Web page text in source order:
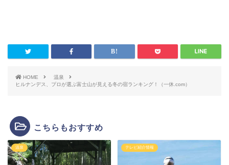
HOME
温泉
ヒルナンデス、プロが選ぶ富士山が見える冬の宿ランキング！（一休.com）
こちらもおすすめ
温泉 テレビ紹介情報